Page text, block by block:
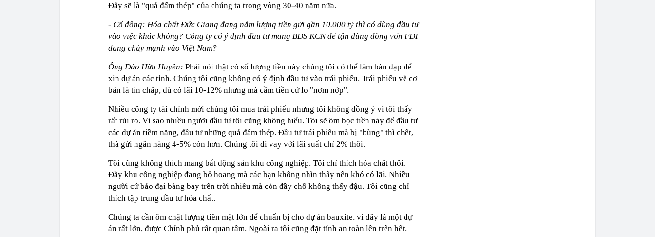
Đây sẽ là "quả đấm thép" của chúng ta trong vòng 30-40 năm nữa.
- Cổ đông: Hóa chất Đức Giang đang nắm lượng tiền gửi gần 10.000 tỷ thì có dùng đầu tư
vào việc khác không? Công ty có ý định đầu tư mảng BĐS KCN để tận dùng dòng vốn FDI
đang chảy mạnh vào Việt Nam?
Ông Đào Hữu Huyền: Phải nói thật có số lượng tiền này chúng tôi có thể làm bàn đạp để
xin dự án các tỉnh. Chúng tôi cũng không có ý định đầu tư vào trái phiếu. Trái phiếu về cơ
bản là tín chấp, dù có lãi 10-12% nhưng mà cầm tiền cứ lo "nơm nớp".
Nhiều công ty tài chính mời chúng tôi mua trái phiếu nhưng tôi không đồng ý vì tôi thấy
rất rủi ro. Vì sao nhiều người đầu tư tôi cũng không hiểu. Tôi sẽ ôm bọc tiền này để đầu tư
các dự án tiềm năng, đầu tư những quả đấm thép. Đầu tư trái phiếu mà bị "bùng" thì chết,
thà gửi ngân hàng 4-5% còn hơn. Chúng tôi đi vay với lãi suất chỉ 2% thôi.
Tôi cũng không thích mảng bất động sản khu công nghiệp. Tôi chỉ thích hóa chất thôi.
Đầy khu công nghiệp đang bỏ hoang mà các bạn không nhìn thấy nên khó có lãi. Nhiều
người cứ bảo đại bàng bay trên trời nhiều mà còn đầy chỗ không thấy đậu. Tôi cũng chỉ
thích tập trung đầu tư hóa chất.
Chúng ta cần ôm chặt lượng tiền mặt lớn để chuẩn bị cho dự án bauxite, vì đây là một dự
án rất lớn, được Chính phủ rất quan tâm. Ngoài ra tôi cũng đặt tính an toàn lên trên hết.